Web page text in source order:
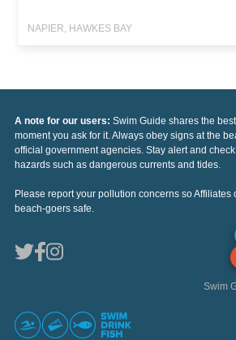
NAPIER, HAWKES BAY
A note for our users: Swim Guide shares the
moment you ask for it. Always obey signs at the
official government agencies. Stay alert and
hazards such as dangerous currents and tides.
Please report your pollution concerns so Affiliates
beach-goers safe.
Swim